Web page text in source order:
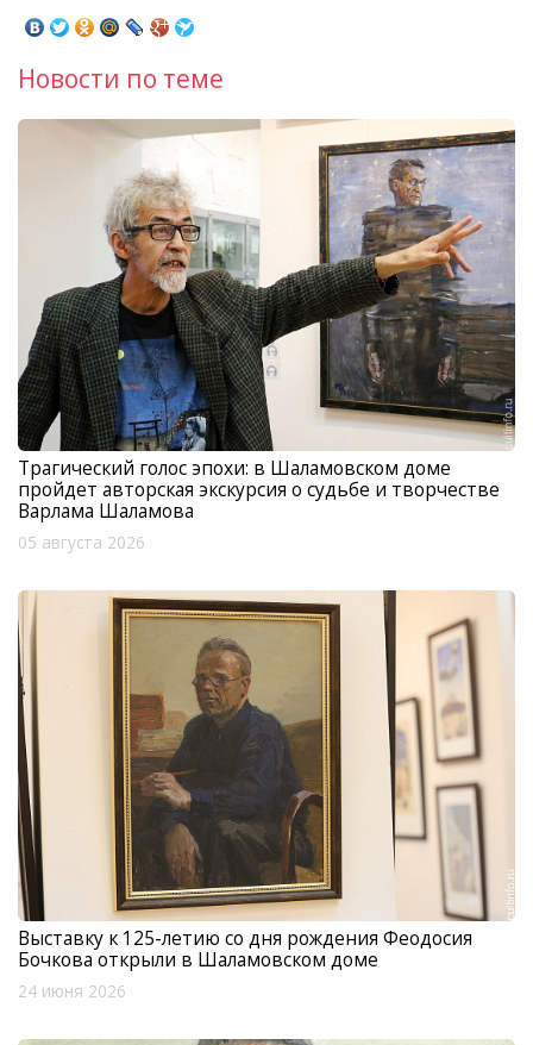
Новости по теме
Трагический голос эпохи: в Шаламовском доме
пройдет авторская экскурсия о судьбе и творчестве
Варлама Шаламова
05 августа 2026
Выставку к 125-летию со дня рождения Феодосия
Бочкова открыли в Шаламовском доме
24 июня 2026